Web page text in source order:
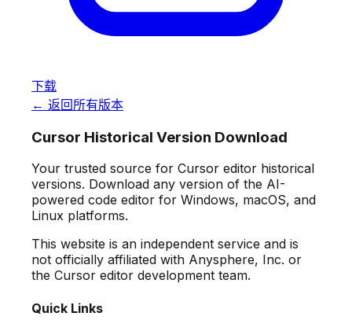
下载
← 返回所有版本
Cursor Historical Version Download
Your trusted source for Cursor editor historical
versions. Download any version of the AI-
powered code editor for Windows, macOS, and
Linux platforms.
This website is an independent service and is
not officially affiliated with Anysphere, Inc. or
the Cursor editor development team.
Quick Links